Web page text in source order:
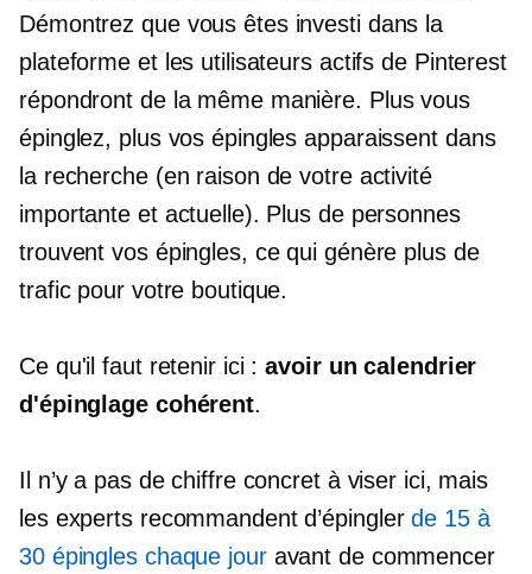
Démontrez que vous êtes investi dans la
plateforme et les utilisateurs actifs de Pinterest
répondront de la même manière. Plus vous
épinglez, plus vos épingles apparaissent dans
la recherche (en raison de votre activité
importante et actuelle). Plus de personnes
trouvent vos épingles, ce qui génère plus de
trafic pour votre boutique.
Ce qu'il faut retenir ici :avoir un calendrier
d'épinglage cohérent.
Il n’y a pas de chiffre concret à viser ici, mais
les experts recommandent d’épinglerde 15 à
30 épingles chaque jouravant de commencer